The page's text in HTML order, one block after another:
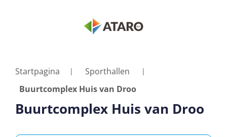
Startpagina
Sporthallen
Buurtcomplex Huis van Droo
Buurtcomplex Huis van Droo